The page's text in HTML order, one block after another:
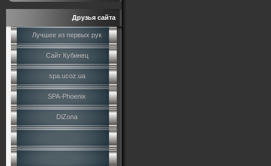
Друзья сайта
Лучшее из первых рук
Сайт Кубинец
spa.ucoz.ua
SPA-Phoenix
DiZona